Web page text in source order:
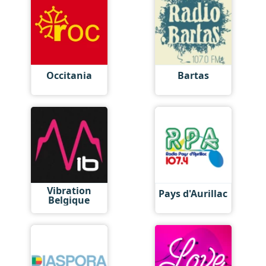
Occitania Bartas
Vibration
Belgique Pays d'Aurillac